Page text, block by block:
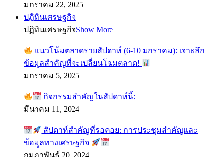
มกราคม 22, 2025
ปฏิทินเศรษฐกิจ
ปฏิทินเศรษฐกิจShow More
แนวโน้มตลาดรายสัปดาห์ (6-10 มกราคม): เจาะลึก
ข้อมูลสำคัญที่จะเปลี่ยนโฉมตลาด!
มกราคม 5, 2025
กิจกรรมสำคัญในสัปดาห์นี้:
มีนาคม 11, 2024
สัปดาห์สำคัญที่รอคอย: การประชุมสำคัญและ
ข้อมูลทางเศรษฐกิจ
กุมภาพันธ์ 20, 2024